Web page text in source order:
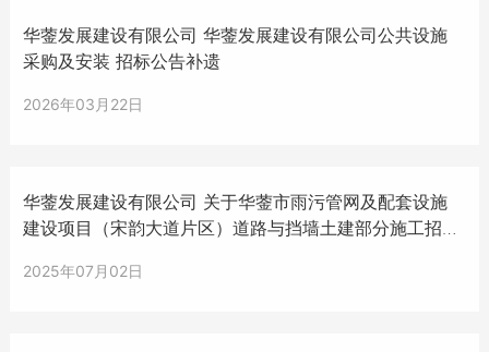
华蓥发展建设有限公司 华蓥发展建设有限公司公共设施
采购及安装 招标公告补遗
2026年03月22日
华蓥发展建设有限公司 关于华蓥市雨污管网及配套设施
建设项目（宋韵大道片区）道路与挡墙土建部分施工招标
2025年07月02日